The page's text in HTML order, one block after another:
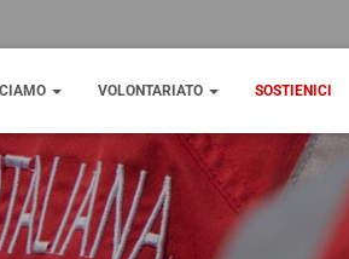
VOLONTARIATO SOSTIENICI